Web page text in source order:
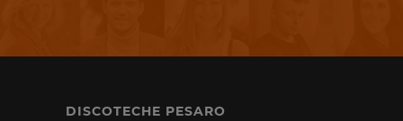
DISCOTECHE PESARO